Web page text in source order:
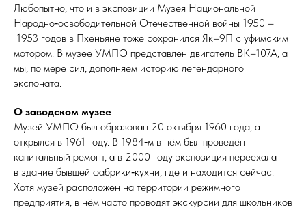
Любопытно, что и в экспозиции Музея Национальной
Народно‑освободительной Отечественной войны 1950 –
1953 го­дов в Пхень­яне тоже сохранился Як–9П с уфимским
мотором. В музее ­УМПО представлен двигатель ВК–107А, а
мы, по мере сил, дополняем историю легендарного
экспоната.
О заводском музее
Музей УМПО был образован 20 октября 1960 го­да, а
открылся в 1961 го­ду. В 1984‑м в нём был проведён
капитальный ремонт, а в 2000 го­ду экспозиция переехала
в здание бывшей фабрики‑кухни, где и находится сейчас.
Хотя музей расположен на территории режимного
предприятия, в нём часто проводят экскурсии для школьников